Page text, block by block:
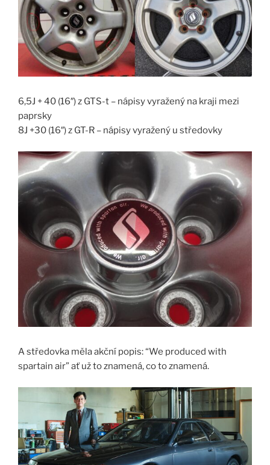
6,5J + 40 (16″) z GTS-t – nápisy vyražený na kraji mezi
paprsky
8J +30 (16″) z GT-R – nápisy vyražený u středovky
A středovka měla akční popis: “We produced with
spartain air” ať už to znamená, co to znamená.